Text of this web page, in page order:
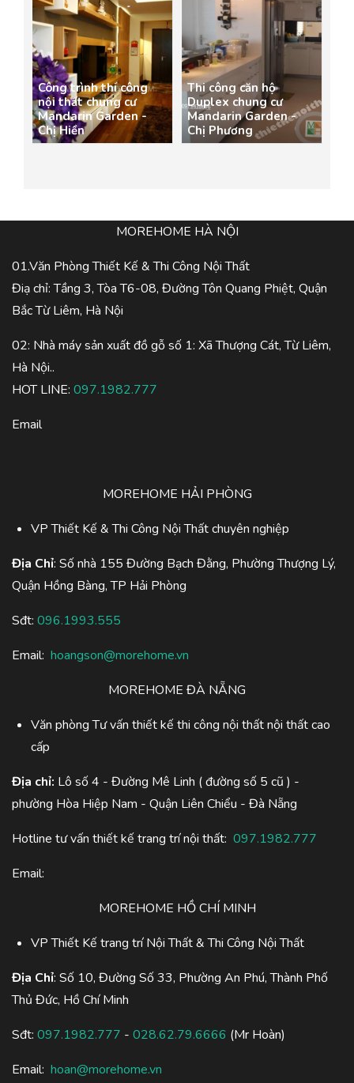
Công trình thi công
nội thất chung cư
Mandarin Garden -
Chị Hiền
Thi công căn hộ
Duplex chung cư
Mandarin Garden -
Chị Phương
MOREHOME HÀ NỘI
01.Văn Phòng Thiết Kế & Thi Công Nội Thất
Điạ chỉ: Tầng 3, Tòa T6-08, Đường Tôn Quang Phiệt, Quận
Bắc Từ Liêm, Hà Nội
02: Nhà máy sản xuất đồ gỗ số 1: Xã Thượng Cát, Từ Liêm,
Hà Nội..
HOT LINE: 097.1982.777
Email
MOREHOME HẢI PHÒNG
VP Thiết Kế & Thi Công Nội Thất chuyên nghiệp
Địa Chỉ: Số nhà 155 Đường Bạch Đằng, Phường Thượng Lý,
Quận Hồng Bàng, TP Hải Phòng
Sđt: 096.1993.555
Email: hoangson@morehome.vn
MOREHOME ĐÀ NẴNG
Văn phòng Tư vấn thiết kế thi công nội thất nội thất cao
cấp
Địa chỉ: Lô số 4 - Đường Mê Linh ( đường số 5 cũ ) -
phường Hòa Hiệp Nam - Quận Liên Chiểu - Đà Nẵng
Hotline tư vấn thiết kế trang trí nội thất: 097.1982.777
Email:
MOREHOME HỒ CHÍ MINH
VP Thiết Kế trang trí Nội Thất & Thi Công Nội Thất
Địa Chỉ: Số 10, Đường Số 33, Phường An Phú, Thành Phố
Thủ Đức, Hồ Chí Minh
Sđt: 097.1982.777 - 028.62.79.6666 (Mr Hoàn)
Email: hoan@morehome.vn